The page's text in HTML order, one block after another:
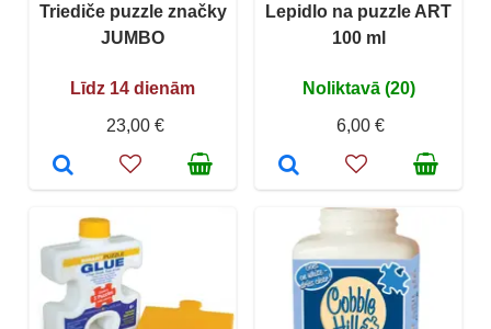
Triediče puzzle značky
JUMBO
Līdz 14 dienām
23,00 €
Lepidlo na puzzle ART
100 ml
Noliktavā (20)
6,00 €